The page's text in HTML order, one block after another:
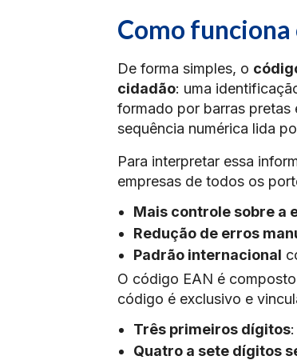
Como funciona
De forma simples, o
cidadão: uma
formado por barras pretas
sequência numérica lida
Para interpretar essa
empresas de todos os
Mais controle sobre a
Redução de erros
Padrão internacional
O código EAN é
código é exclusivo e
Três primeiros dígitos
Quatro a sete dígitos